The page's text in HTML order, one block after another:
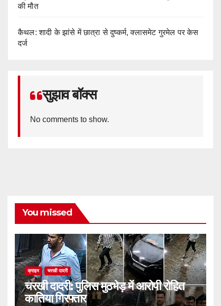
की मौत
कैथल: शादी के झांसे में छात्रा से दुष्कर्म, क्लासमेट गुरमेल पर केस
दर्ज
सुझाव बॉक्स
No comments to show.
You missed
क्राइम चरखी दादरी
चरखी दादरी: पुलिस मुठभेड़ में आरोपी रोहित
कातिया गिरफ्तार